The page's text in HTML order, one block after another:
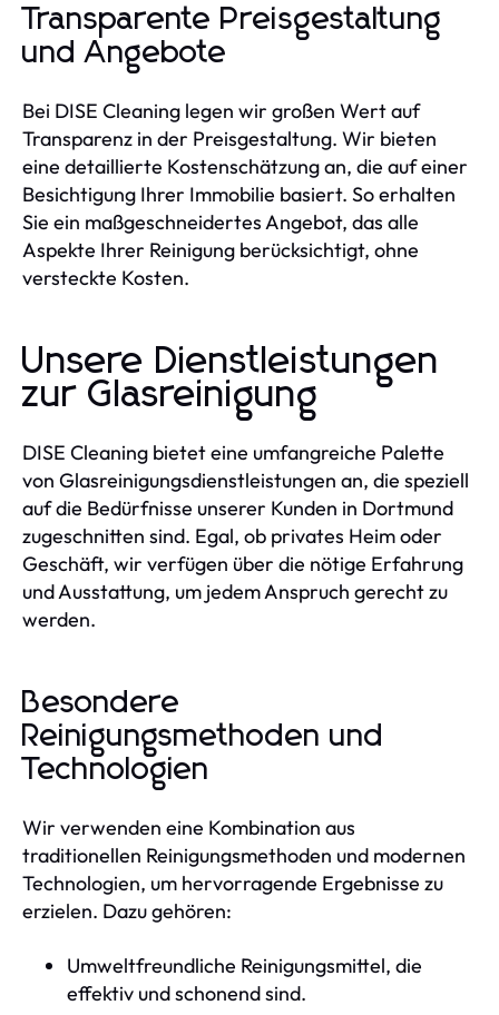
Transparente Preisgestaltung
und Angebote
Bei DISE Cleaning legen wir großen Wert auf
Transparenz in der Preisgestaltung. Wir bieten
eine detaillierte Kostenschätzung an, die auf einer
Besichtigung Ihrer Immobilie basiert. So erhalten
Sie ein maßgeschneidertes Angebot, das alle
Aspekte Ihrer Reinigung berücksichtigt, ohne
versteckte Kosten.
Unsere Dienstleistungen
zur Glasreinigung
DISE Cleaning bietet eine umfangreiche Palette
von Glasreinigungsdienstleistungen an, die speziell
auf die Bedürfnisse unserer Kunden in Dortmund
zugeschnitten sind. Egal, ob privates Heim oder
Geschäft, wir verfügen über die nötige Erfahrung
und Ausstattung, um jedem Anspruch gerecht zu
werden.
Besondere
Reinigungsmethoden und
Technologien
Wir verwenden eine Kombination aus
traditionellen Reinigungsmethoden und modernen
Technologien, um hervorragende Ergebnisse zu
erzielen. Dazu gehören:
Umweltfreundliche Reinigungsmittel, die
effektiv und schonend sind.